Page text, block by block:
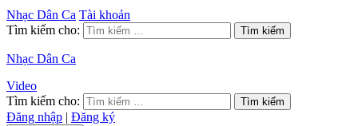
Nhạc Dân Ca Tài khoản
Tìm kiếm cho:
Nhạc Dân Ca
Video
Tìm kiếm cho:
Đăng nhập | Đăng ký